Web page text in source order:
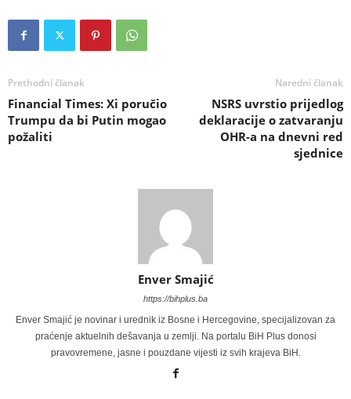
Prethodni članak
Financial Times: Xi poručio
Trumpu da bi Putin mogao
požaliti
Naredni članak
NSRS uvrstio prijedlog
deklaracije o zatvaranju
OHR-a na dnevni red
sjednice
Enver Smajić
https://bihplus.ba
Enver Smajić je novinar i urednik iz Bosne i Hercegovine, specijalizovan za
praćenje aktuelnih dešavanja u zemlji. Na portalu BiH Plus donosi
pravovremene, jasne i pouzdane vijesti iz svih krajeva BiH.